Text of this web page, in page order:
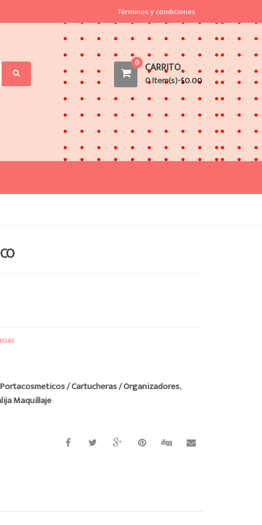
Términos y condiciones
0 CARRITO
0 Item(s)-$0.00
Portacosmeticos / Cartucheras / Organizadores,
Maquillaje